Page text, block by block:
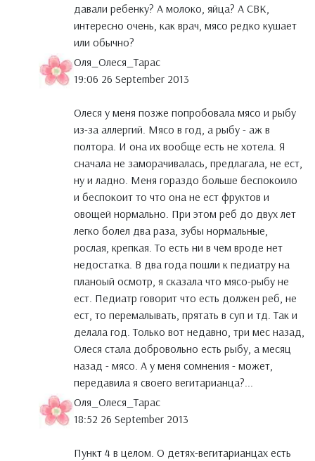
давали ребенку? А молоко, яйца? А СВК,
интересно очень, как врач, мясо редко кушает
или обычно?
Оля_Олеся_Тарас
19:06 26 September 2013
Олеся у меня позже попробовала мясо и рыбу
из-за аллергий. Мясо в год, а рыбу - аж в
полтора. И она их вообще есть не хотела. Я
сначала не заморачивалась, предлагала, не ест,
ну и ладно. Меня гораздо больше беспокоило
и беспокоит то что она не ест фруктов и
овощей нормально. При этом реб до двух лет
легко болел два раза, зубы нормальные,
рослая, крепкая. То есть ни в чем вроде нет
недостатка. В два года пошли к педиатру на
планоый осмотр, я сказала что мясо-рыбу не
ест. Педиатр говорит что есть должен реб, не
ест, то перемалывать, прятать в суп и тд. Так и
делала год. Только вот недавно, три мес назад,
Олеся стала добровольно есть рыбу, а месяц
назад - мясо. А у меня сомнения - может,
передавила я своего вегитарианца?...
Оля_Олеся_Тарас
18:52 26 September 2013
Пункт 4 в целом. О детях-вегитарианцах есть